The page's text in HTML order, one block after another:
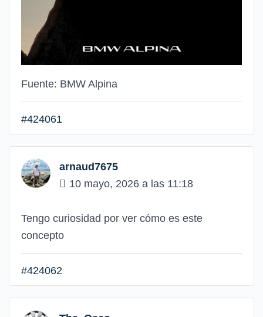
Fuente: BMW Alpina
#424061
arnaud7675
10 mayo, 2026 a las 11:18
Tengo curiosidad por ver cómo es este
concepto
#424062